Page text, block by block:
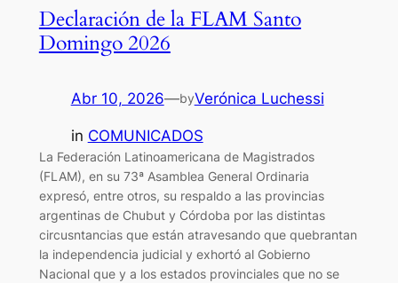
Declaración de la FLAM Santo
Domingo 2026
Abr 10, 2026—byVerónica Luchessi
in COMUNICADOS
La Federación Latinoamericana de Magistrados
(FLAM), en su 73ª Asamblea General Ordinaria
expresó, entre otros, su respaldo a las provincias
argentinas de Chubut y Córdoba por las distintas
circusntancias que están atravesando que quebrantan
la independencia judicial y exhortó al Gobierno
Nacional que y a los estados provinciales que no se